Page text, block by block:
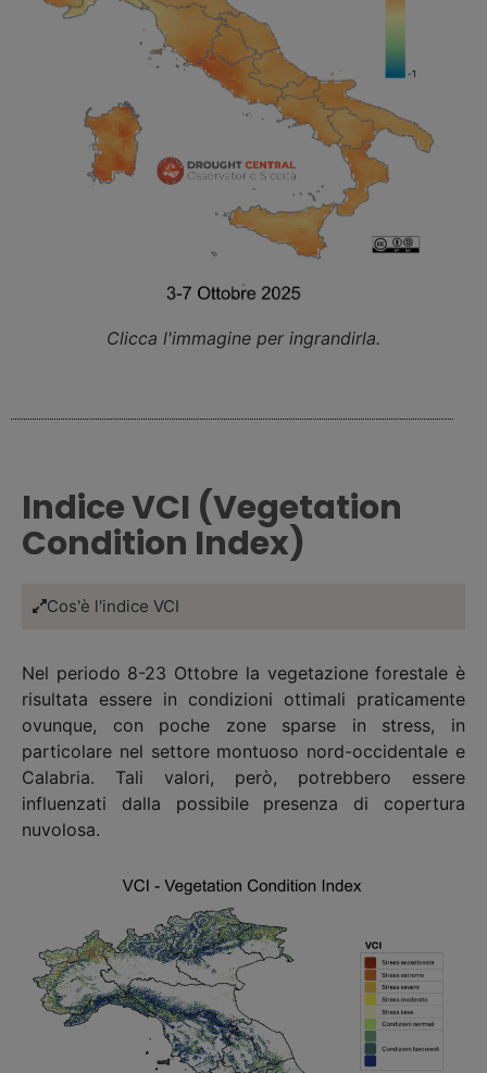
Clicca l'immagine per ingrandirla.
Indice VCI (Vegetation
Condition Index)
Cos'è l'indice VCI
Nel periodo 8-23 Ottobre la vegetazione forestale è
risultata essere in condizioni ottimali praticamente
ovunque, con poche zone sparse in stress, in
particolare nel settore montuoso nord-occidentale e
Calabria. Tali valori, però, potrebbero essere
influenzati dalla possibile presenza di copertura
nuvolosa.